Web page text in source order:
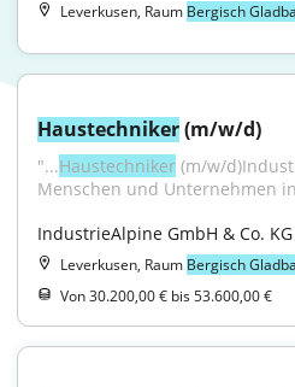
Leverkusen, Raum Bergisch
Haustechniker (m/w/d)
"...Haustechniker (m/w/
Menschen und Unternehmen
IndustrieAlpine GmbH & Co. KG
Leverkusen, Raum Bergisch
Von 30.200,00 € bis 53.600,00 €